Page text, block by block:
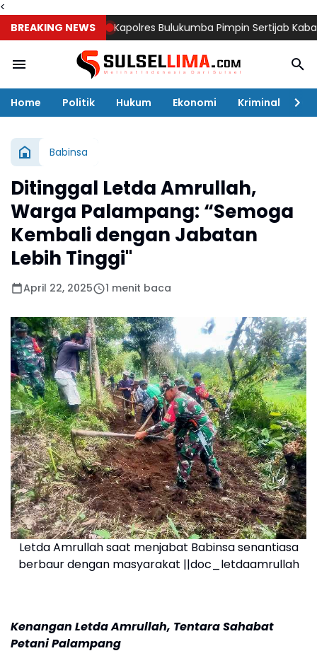
<
BREAKING NEWSKapolres Bulukumba Pimpin Sertijab Kabag,
Home Politik Hukum Ekonomi Kriminal
Babinsa
Ditinggal Letda Amrullah,
Warga Palampang: “Semoga
Kembali dengan Jabatan
Lebih Tinggi"
April 22, 2025 1 menit baca
Letda Amrullah saat menjabat Babinsa senantiasa
berbaur dengan masyarakat ||doc_letdaamrullah
Kenangan Letda Amrullah, Tentara Sahabat
Petani Palampang